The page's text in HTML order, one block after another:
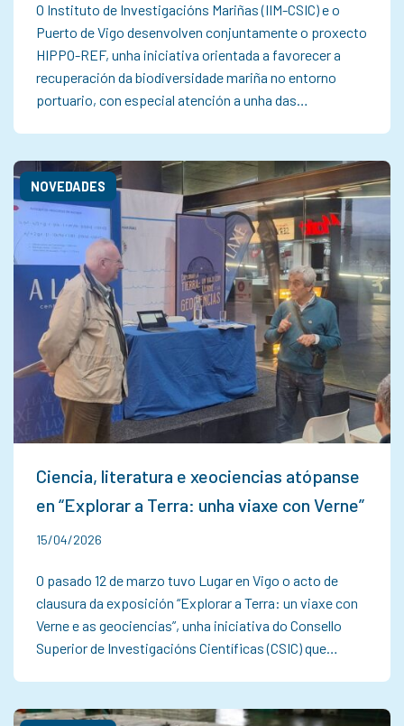
O Instituto de Investigacións Mariñas (IIM-CSIC) e o
Puerto de Vigo desenvolven conjuntamente o proxecto
HIPPO-REF, unha iniciativa orientada a favorecer a
recuperación da biodiversidade mariña no entorno
portuario, con especial atención a unha das…
Ciencia, literatura e xeociencias atópanse
en “Explorar a Terra: unha viaxe con Verne”
NOVEDADES
15/04/2026
O pasado 12 de marzo tuvo Lugar en Vigo o acto de
clausura da exposición “Explorar a Terra: un viaxe con
Verne e as geociencias”, unha iniciativa do Consello
Superior de Investigacións Científicas (CSIC) que…